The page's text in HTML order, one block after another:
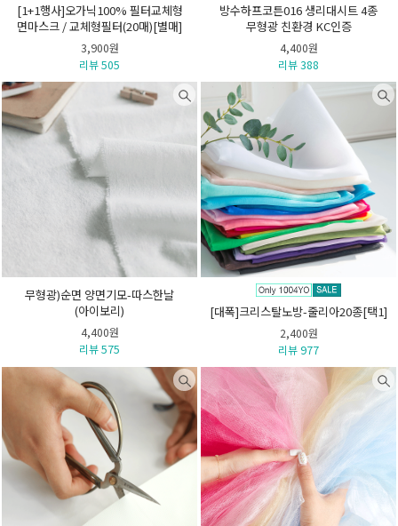
[1+1행사]오가닉100% 필터교체형
면마스크 / 교체형필터(20매)[별매]
3,900원
리뷰 505
방수하프코튼016 생리대시트 4종
무형광 친환경 KC인증
4,400원
리뷰 388
무형광)순면 양면기모-따스한날
(아이보리)
4,400원
리뷰 575
[대폭]크리스탈노방-줄리아20종[택1]
2,400원
리뷰 977